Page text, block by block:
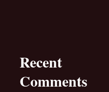
Recent
Comments